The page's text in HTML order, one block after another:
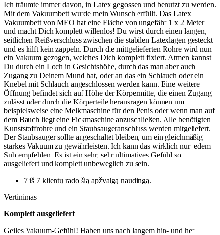
Ich träumte immer davon, in Latex gegossen und benutzt zu werden.
Mit dem Vakuumbett wurde mein Wunsch erfüllt. Das Latex
Vakuumbett von MEO hat eine Fläche von ungefähr 1 x 2 Meter
und macht Dich komplett willenlos! Du wirst durch einen langen,
seitlichen Reißverschluss zwischen die stabilen Latexlagen gesteckt
und es hilft kein zappeln. Durch die mittgelieferten Rohre wird nun
ein Vakuum gezogen, welches Dich komplett fixiert. Atmen kannst
Du durch ein Loch in Gesichtshöhe, durch das man aber auch
Zugang zu Deinem Mund hat, oder an das ein Schlauch oder ein
Knebel mit Schlauch angeschlossen werden kann. Eine weitere
Öffnung befindet sich auf Höhe der Körpermitte, die einen Zugang
zulässt oder durch die Körperteile herausragen können um
beispielsweise eine Melkmaschine für den Penis oder wenn man auf
dem Bauch liegt eine Fickmaschine anzuschließen. Alle benötigten
Kunststoffrohre und ein Staubsaugeranschluss werden mitgeliefert.
Der Staubsauger sollte angeschaltet bleiben, um ein gleichmäßig
starkes Vakuum zu gewährleisten. Ich kann das wirklich nur jedem
Sub empfehlen. Es ist ein sehr, sehr ultimatives Gefühl so
ausgeliefert und komplett unbeweglich zu sein.
7 iš 7 klientų rado šią apžvalgą naudingą.
Vertinimas
Komplett ausgeliefert
Geiles Vakuum-Gefühl! Haben uns nach langem hin- und her